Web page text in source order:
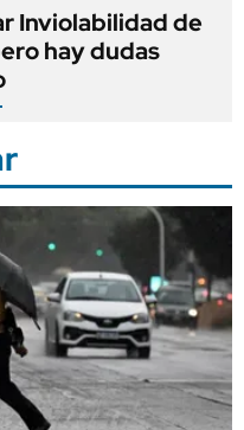
Inviolabilidad de
hay dudas